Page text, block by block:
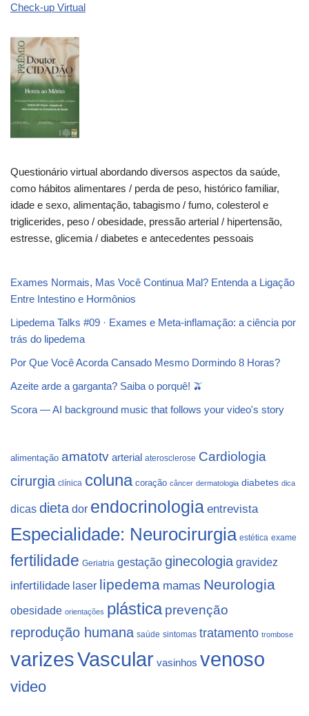
Check-up Virtual
Questionário virtual abordando diversos aspectos da saúde,
como hábitos alimentares / perda de peso, histórico familiar,
idade e sexo, alimentação, tabagismo / fumo, colesterol e
triglicerides, peso / obesidade, pressão arterial / hipertensão,
estresse, glicemia / diabetes e antecedentes pessoais
Exames Normais, Mas Você Continua Mal? Entenda a Ligação
Entre Intestino e Hormônios
Lipedema Talks #09 · Exames e Meta-inflamação: a ciência por
trás do lipedema
Por Que Você Acorda Cansado Mesmo Dormindo 8 Horas?
Azeite arde a garganta? Saiba o porquê! 🫒
Scora — AI background music that follows your video's story
alimentação amatotv arterial aterosclerose Cardiologia
cirurgia clínica coluna coração câncer dermatologia diabetes dica
dicas dieta dor endocrinologia entrevista
Especialidade: Neurocirurgia estética exame
fertilidade Geriatria gestação ginecologia gravidez
infertilidade laser lipedema mamas Neurologia
obesidade orientações plástica prevenção
reprodução humana saúde sintomas tratamento trombose
varizesVascular vasinhos venoso
video